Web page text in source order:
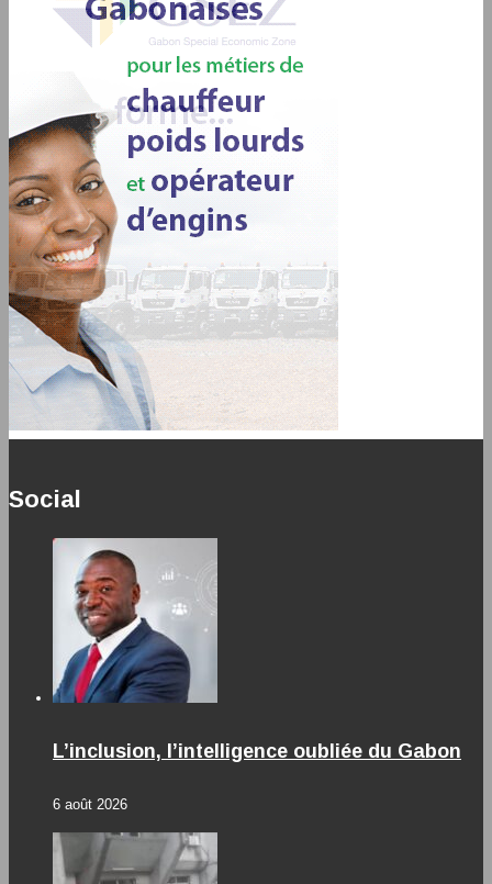
Social
L’inclusion, l’intelligence oubliée du Gabon
6 août 2026